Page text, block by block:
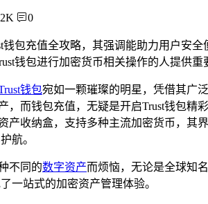
0
钱包充值全攻略，其强调能助力用户安
钱包进行加密货币相关操作的人提供
钱包宛如一颗璀璨的明星，凭借其广
，而钱包充值，无疑是开启Trust钱包
产收纳盒，支持多种主流加密货币，
航。
不同的数字资产而烦恼，无论是全球知
一站式的加密资产管理体验。